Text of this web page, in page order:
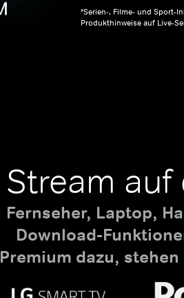
*Serien-, Filme- und Sport-
Produkthinweise auf Live-
Stream auf
Fernseher, Laptop,
Download-
Premium dazu,